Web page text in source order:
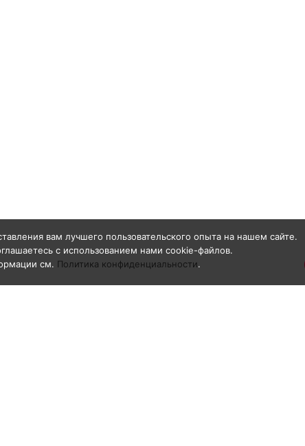
вам лучшего пользовательского опыта на нашем сайте.
с использованием нами cookie-файлов.
см. Политика конфиденциальности.